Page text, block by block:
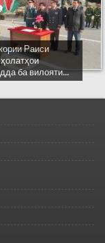
Раиси
ба вилояти...